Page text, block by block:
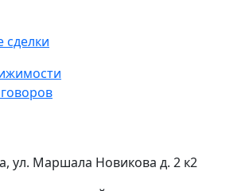
ул. Маршала Новикова д. 2 к2